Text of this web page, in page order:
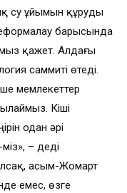
су ұйымын құруды
барысында
қажет. Алдағы
саммиті өтеді.
мемлекеттер
Кіші
одан әрі
– деді
Қасым-Жомарт
емес, өзге